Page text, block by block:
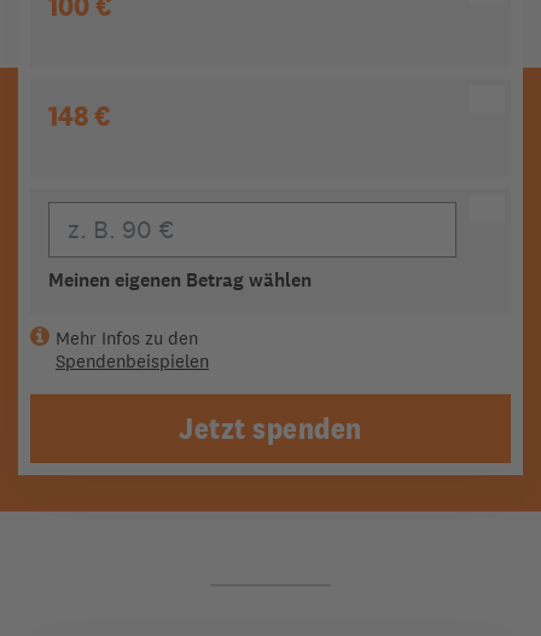
148 €
Meinen eigenen Betrag wählen
Mehr Infos zu den
Spendenbeispielen
Jetzt spenden